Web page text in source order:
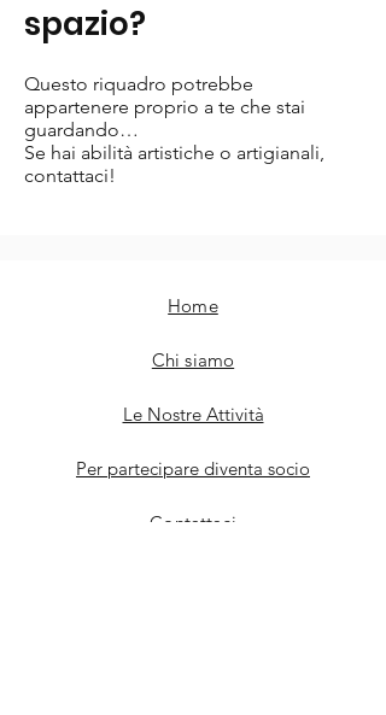
spazio?
Questo riquadro potrebbe
appartenere proprio a te che stai
guardando…
Se hai abilità artistiche o artigianali,
contattaci!
Home
Chi siamo
Le Nostre Attività
Per partecipare diventa socio
Contattaci